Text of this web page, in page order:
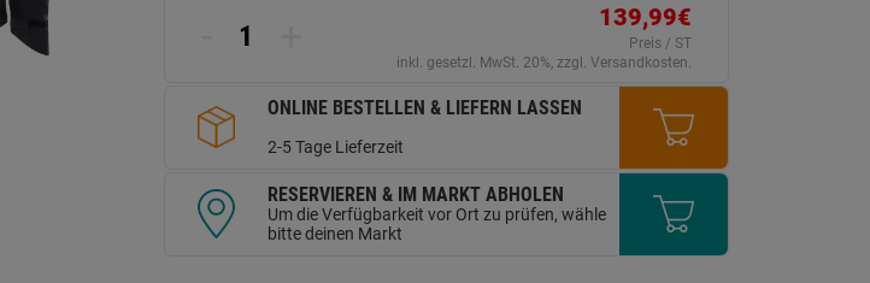
139,99€
Preis / ST
inkl. gesetzl. MwSt. 20%, zzgl. Versandkosten.
ONLINE BESTELLEN & LIEFERN LASSEN
2-5 Tage Lieferzeit
RESERVIEREN & IM MARKT ABHOLEN
Um die Verfügbarkeit vor Ort zu prüfen, wähle
bitte deinen Markt